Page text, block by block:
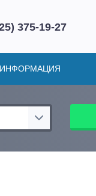
375-19-27
ИНФОРМАЦИЯ